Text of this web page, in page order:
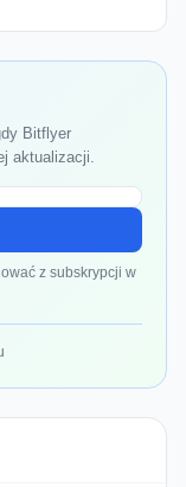
Bitflyer
aktualizacji.
z subskrypcji w